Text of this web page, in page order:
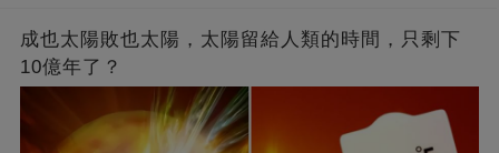
成也太陽敗也太陽，太陽留給人類的時間，只剩下
10億年了？